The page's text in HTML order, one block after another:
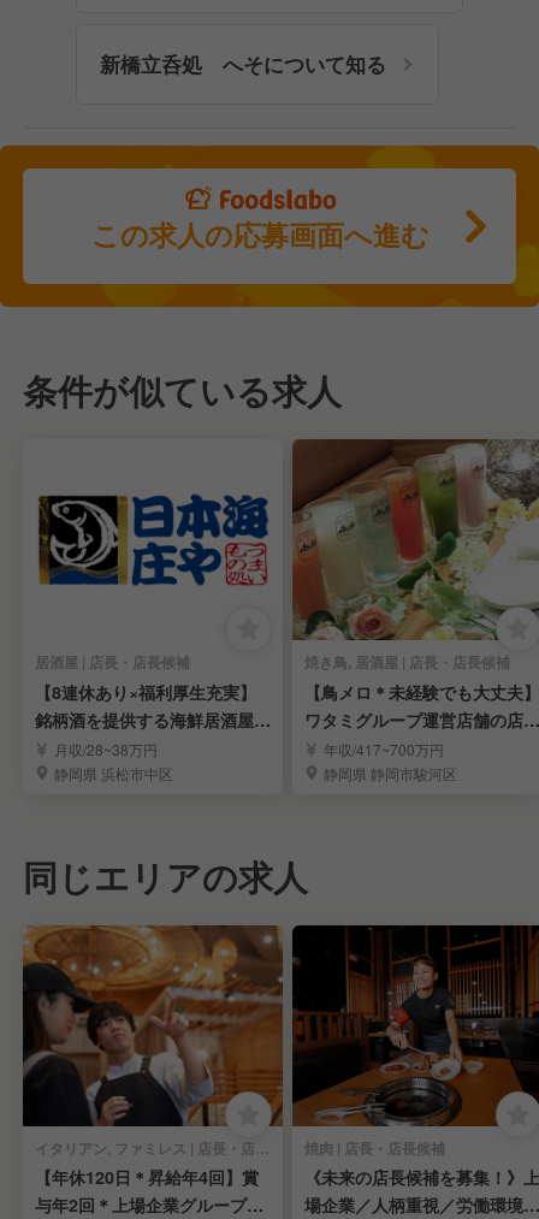
新橋立呑処 へそについて知る
この求人の応募画面へ進む
条件が似ている求人
居酒屋 | 店長・店長候補
【8連休あり×福利厚生充実】
銘柄酒を提供する海鮮居酒屋で
店長・料理長募集
月収/28~38万円
静岡県 浜松市中区
焼き鳥, 居酒屋 | 店長・店長候補
【鳥メロ＊未経験でも大丈夫】
ワタミグループ運営店舗の店舗
スタッフを募集！
年収/417~700万円
静岡県 静岡市駿河区
同じエリアの求人
イタリアン, ファミレス | 店長・店長候補
【年休120日＊昇給年4回】賞
与年2回＊上場企業グループで
焼肉 | 店長・店長候補
《未来の店長候補を募集！》上
場企業／人柄重視／労働環境安